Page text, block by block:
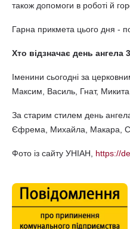
також допомоги в роботі й
Гарна прикмета цього дня -
Хто відзначає день ангела
Іменини сьогодні за
Максим, Василь, Гнат, Микита,
За старим стилем день
Єфрема, Михайла, Макара,
Фото із сайту УНІАН, https://